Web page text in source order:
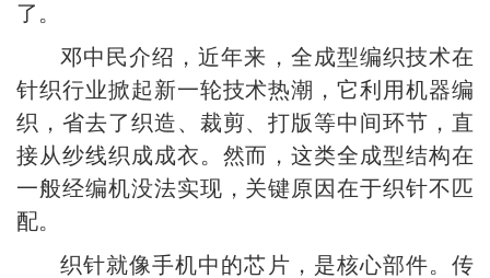
了。
邓中民介绍，近年来，全成型编织技术在
针织行业掀起新一轮技术热潮，它利用机器编
织，省去了织造、裁剪、打版等中间环节，直
接从纱线织成成衣。然而，这类全成型结构在
一般经编机没法实现，关键原因在于织针不匹
配。
织针就像手机中的芯片，是核心部件。传